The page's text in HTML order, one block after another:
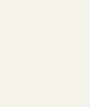
wordt een